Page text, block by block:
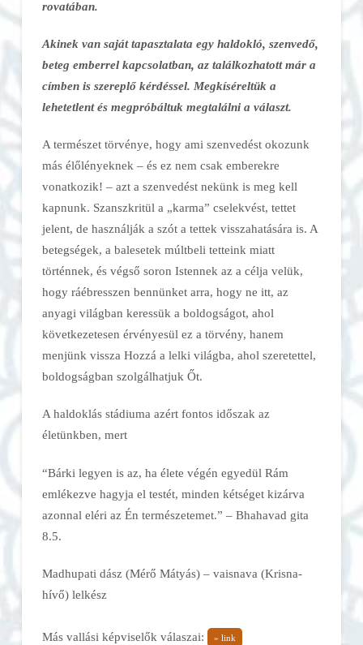
rovatában.
Akinek van saját tapasztalata egy haldokló, szenvedő,
beteg emberrel kapcsolatban, az találkozhatott már a
címben is szereplő kérdéssel. Megkíséreltük a
lehetetlent és megpróbáltuk megtalálni a választ.
A természet törvénye, hogy ami szenvedést okozunk
más élőlényeknek – és ez nem csak emberekre
vonatkozik! – azt a szenvedést nekünk is meg kell
kapnunk. Szanszkritül a „karma” cselekvést, tettet
jelent, de használják a szót a tettek visszahatására is. A
betegségek, a balesetek múltbeli tetteink miatt
történnek, és végső soron Istennek az a célja velük,
hogy ráébresszen bennünket arra, hogy ne itt, az
anyagi világban keressük a boldogságot, ahol
következetesen érvényesül ez a törvény, hanem
menjünk vissza Hozzá a lelki világba, ahol szeretettel,
boldogságban szolgálhatjuk Őt.
A haldoklás stádiuma azért fontos időszak az
életünkben, mert
“Bárki legyen is az, ha élete végén egyedül Rám
emlékezve hagyja el testét, minden kétséget kizárva
azonnal eléri az Én természetemet.” – Bhahavad gita
8.5.
Madhupati dász (Mérő Mátyás) – vaisnava (Krisna-
hívő) lelkész
Más vallási képviselők válaszai: » link